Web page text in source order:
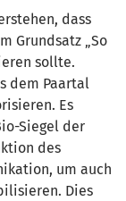
dass
Grundsatz „So
sollte.
dem Paartal
Es
Siegel der
des
um auch
Dies